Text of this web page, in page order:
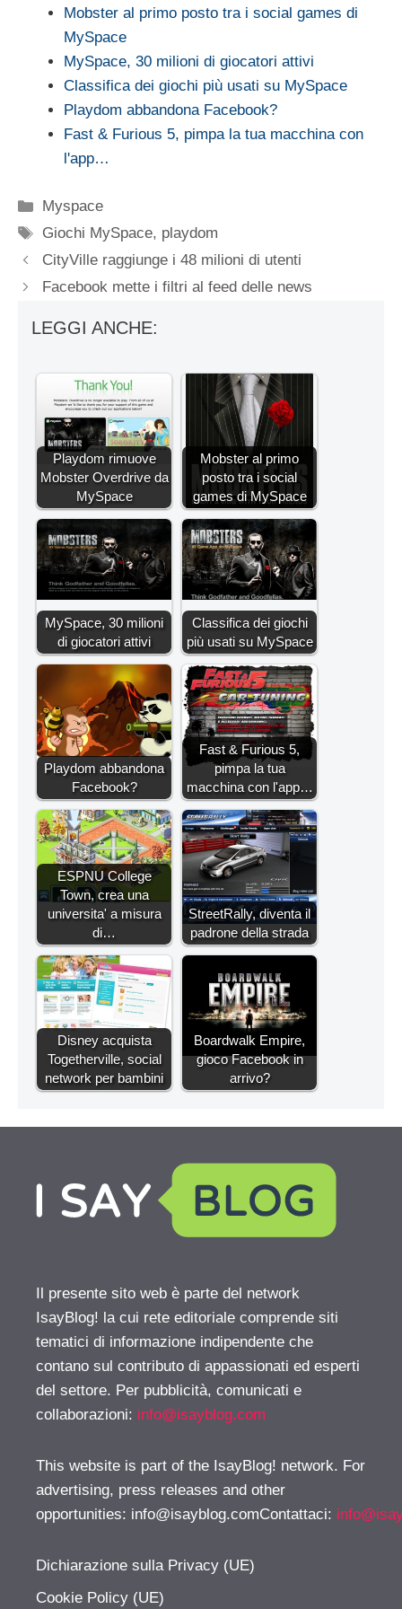
Mobster al primo posto tra i social games di
MySpace
MySpace, 30 milioni di giocatori attivi
Classifica dei giochi più usati su MySpace
Playdom abbandona Facebook?
Fast & Furious 5, pimpa la tua macchina con
l'app…
Categorie
Myspace
Tag
Giochi MySpace, playdom
CityVille raggiunge i 48 milioni di utenti
Facebook mette i filtri al feed delle news
LEGGI ANCHE:
Playdom rimuove
Mobster Overdrive da
MySpace
Mobster al primo
posto tra i social
games di MySpace
MySpace, 30 milioni
di giocatori attivi
Classifica dei giochi
più usati su MySpace
Playdom abbandona
Facebook?
Fast & Furious 5,
pimpa la tua
macchina con l'app…
ESPNU College
Town, crea una
universita' a misura
di…
StreetRally, diventa il
padrone della strada
Disney acquista
Togetherville, social
network per bambini
Boardwalk Empire,
gioco Facebook in
arrivo?
Il presente sito web è parte del network
IsayBlog! la cui rete editoriale comprende siti
tematici di informazione indipendente che
contano sul contributo di appassionati ed esperti
del settore. Per pubblicità, comunicati e
collaborazioni: info@isayblog.com
This website is part of the IsayBlog! network. For
advertising, press releases and other
opportunities: info@isayblog.comContattaci:
Dichiarazione sulla Privacy (UE)
Cookie Policy (UE)